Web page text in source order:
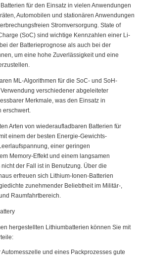
für den Einsatz in vielen Anwendungen
Automobilen und stationären Anwendungen
Stromversorgung. State of
(SoC) sind wichtige Kennzahlen einer Li-
der Batterieprognose als auch bei der
um eine hohe Zuverlässigkeit und eine
ML-Algorithmen für die SoC- und SoH-
verschiedener abgeleiteter
Merkmale, was den Einsatz in
erschwert.
Arten von wiederaufladbaren Batterien für
einem der besten Energie-Gewichts-
einer geringen
Memory-Effekt und einem langsamen
der Fall ist in Benutzung. Über die
erfreuen sich Lithium-Ionen-Batterien
zunehmender Beliebtheit im Militär-,
Raumfahrtbereich.
hergestellten Lithiumbatterien können Sie mit
und eines Packprozesses gute